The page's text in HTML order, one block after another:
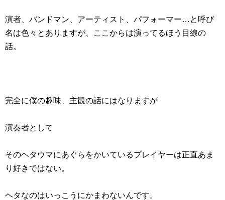
演者、バンドマン、アーティスト、パフォーマー…と呼び
名は色々とありますが、ここからは演ってるほう目線の
話。
完全に僕の趣味、主観の話にはなりますが
演奏者として
そのヘタウマにあぐらをかいているプレイヤーは正直あま
り好きではない。
ヘタなのはいっこうにかまわないんです。